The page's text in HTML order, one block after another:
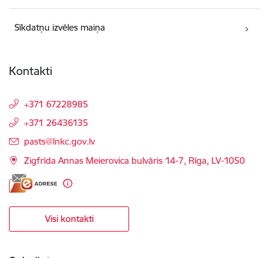
Sīkdatņu izvēles maiņa
Kontakti
+371 67228985
+371 26436135
E-pasts:
pasts@lnkc.gov.lv
Zigfrīda Annas Meierovica bulvāris 14-7, Rīga, LV-1050
Visi kontakti